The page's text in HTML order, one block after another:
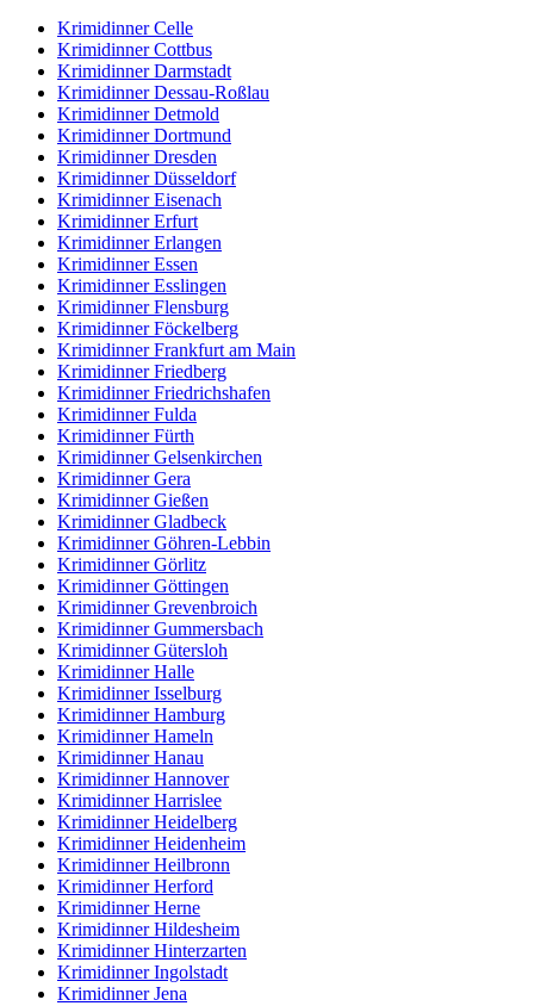
Krimidinner Celle
Krimidinner Cottbus
Krimidinner Darmstadt
Krimidinner Dessau-Roßlau
Krimidinner Detmold
Krimidinner Dortmund
Krimidinner Dresden
Krimidinner Düsseldorf
Krimidinner Eisenach
Krimidinner Erfurt
Krimidinner Erlangen
Krimidinner Essen
Krimidinner Esslingen
Krimidinner Flensburg
Krimidinner Föckelberg
Krimidinner Frankfurt am Main
Krimidinner Friedberg
Krimidinner Friedrichshafen
Krimidinner Fulda
Krimidinner Fürth
Krimidinner Gelsenkirchen
Krimidinner Gera
Krimidinner Gießen
Krimidinner Gladbeck
Krimidinner Göhren-Lebbin
Krimidinner Görlitz
Krimidinner Göttingen
Krimidinner Grevenbroich
Krimidinner Gummersbach
Krimidinner Gütersloh
Krimidinner Halle
Krimidinner Isselburg
Krimidinner Hamburg
Krimidinner Hameln
Krimidinner Hanau
Krimidinner Hannover
Krimidinner Harrislee
Krimidinner Heidelberg
Krimidinner Heidenheim
Krimidinner Heilbronn
Krimidinner Herford
Krimidinner Herne
Krimidinner Hildesheim
Krimidinner Hinterzarten
Krimidinner Ingolstadt
Krimidinner Jena